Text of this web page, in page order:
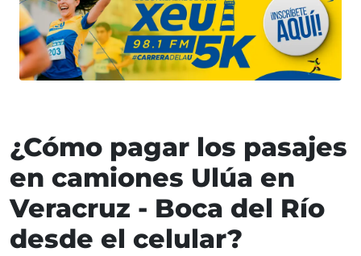
¿Cómo pagar los pasajes
en camiones Ulúa en
Veracruz - Boca del Río
desde el celular?